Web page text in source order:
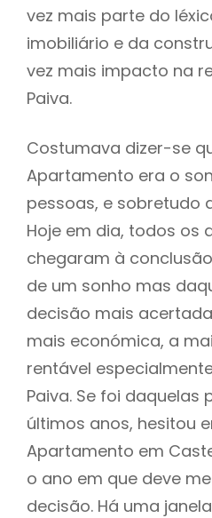
vez mais parte do
imobiliário e da
vez mais impacto na
Paiva.
Costumava dizer-se
Apartamento era o
pessoas, e sobretudo
Hoje em dia, todos os
chegaram à
de um sonho mas
decisão mais
mais económica, a
rentável
Paiva. Se foi daquelas
últimos anos, hesitou
Apartamento em
o ano em que deve
decisão. Há uma